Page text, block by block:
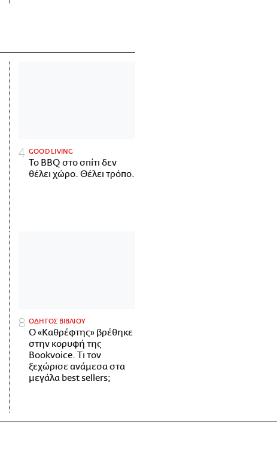
GOOD LIVING
Το BBQ στο σπίτι δεν
θέλει χώρο. Θέλει τρόπο.
ΟΔΗΓΟΣ ΒΙΒΛΙΟΥ
Ο «Καθρέφτης» βρέθηκε
στην κορυφή της
Bookvoice. Τι τον
ξεχώρισε ανάμεσα στα
μεγάλα best sellers;